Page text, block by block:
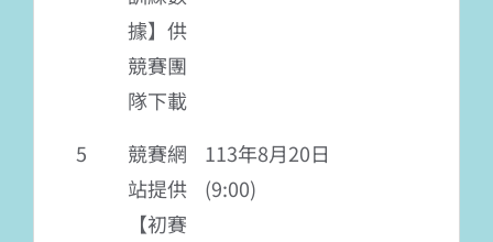
據】供
競賽團
隊下載
5
競賽網
站提供
【初賽
113年8月20日
(9:00)